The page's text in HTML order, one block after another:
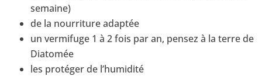
semaine)
de la nourriture adaptée
un vermifuge 1 à 2 fois par an, pensez à la terre de
Diatomée
les protéger de l’humidité